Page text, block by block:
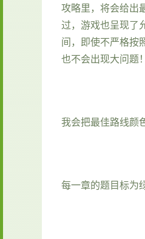
攻略里，将会给出
过，游戏也呈现了
间，即使不严格按
也不会出现大问题！
我会把最佳路线颜
每一章的题目标为